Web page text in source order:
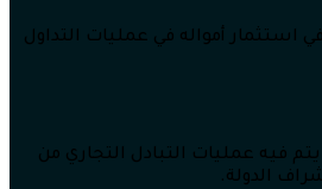
استثمار أمواله في عمليات التداول
فيه عمليات التبادل التجاري من
الدولة.